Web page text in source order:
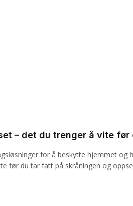
– det du trenger å vite før
for å beskytte hjemmet og
før du tar fatt på skråningen og